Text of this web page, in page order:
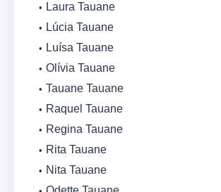
Laura Tauane
Lúcia Tauane
Luísa Tauane
Olívia Tauane
Tauane Tauane
Raquel Tauane
Regina Tauane
Rita Tauane
Nita Tauane